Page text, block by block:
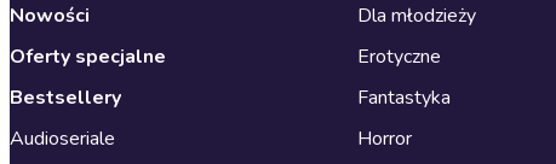
Nowości
Oferty specjalne
Bestsellery
Audioseriale
Dla młodzieży
Erotyczne
Fantastyka
Horror